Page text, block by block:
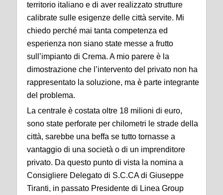
territorio italiano e di aver realizzato strutture
calibrate sulle esigenze delle città servite. Mi
chiedo perché mai tanta competenza ed
esperienza non siano state messe a frutto
sull’impianto di Crema. A mio parere è la
dimostrazione che l’intervento del privato non ha
rappresentato la soluzione, ma è parte integrante
del problema.
La centrale è costata oltre 18 milioni di euro,
sono state perforate per chilometri le strade della
città, sarebbe una beffa se tutto tornasse a
vantaggio di una società o di un imprenditore
privato. Da questo punto di vista la nomina a
Consigliere Delegato di S.C.CA di Giuseppe
Tiranti, in passato Presidente di Linea Group